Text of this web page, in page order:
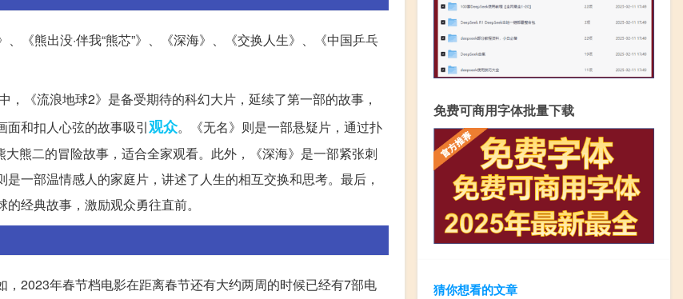
《熊出没·伴我“熊芯”》、《深海》、《交换人生》、《中国乒乓
《流浪地球2》是备受期待的科幻大片，延续了第一部的故事，
面和扣人心弦的故事吸引观众。《无名》则是一部悬疑片，通过扑
熊二的冒险故事，适合全家观看。此外，《深海》是一部紧张刺
一部温情感人的家庭片，讲述了人生的相互交换和思考。最后，
经典故事，激励观众勇往直前。
2023年春节档电影在距离春节还有大约两周的时候已经有7部电
免费可商用字体批量下载
猜你想看的文章